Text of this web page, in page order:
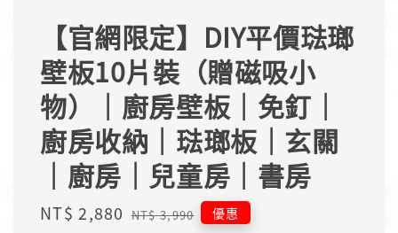
【官網限定】DIY平價琺瑯
壁板10片裝（贈磁吸小
物）｜廚房壁板｜免釘｜
廚房收納｜琺瑯板｜玄關
｜廚房｜兒童房｜書房
Sale
NT$ 2,880 Regular
NT$ 3,990 優惠